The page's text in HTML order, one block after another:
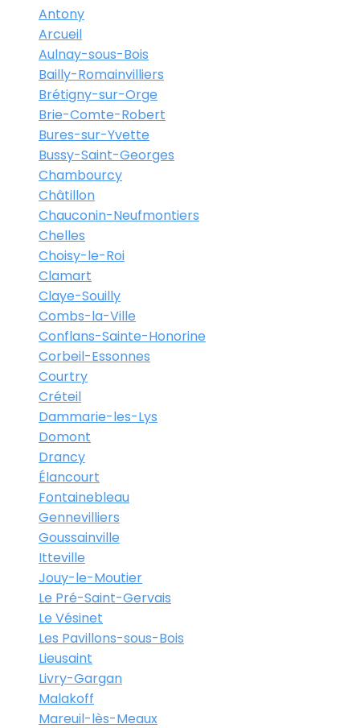
Antony
Arcueil
Aulnay-sous-Bois
Bailly-Romainvilliers
Brétigny-sur-Orge
Brie-Comte-Robert
Bures-sur-Yvette
Bussy-Saint-Georges
Chambourcy
Châtillon
Chauconin-Neufmontiers
Chelles
Choisy-le-Roi
Clamart
Claye-Souilly
Combs-la-Ville
Conflans-Sainte-Honorine
Corbeil-Essonnes
Courtry
Créteil
Dammarie-les-Lys
Domont
Drancy
Élancourt
Fontainebleau
Gennevilliers
Goussainville
Itteville
Jouy-le-Moutier
Le Pré-Saint-Gervais
Le Vésinet
Les Pavillons-sous-Bois
Lieusaint
Livry-Gargan
Malakoff
Mareuil-lès-Meaux